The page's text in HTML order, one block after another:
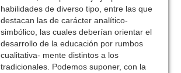
habilidades de diverso tipo, entre las que
destacan las de carácter analítico-
simbólico, las cuales deberían orientar el
desarrollo de la educación por rumbos
cualitativa- mente distintos a los
tradicionales. Podemos suponer, con la